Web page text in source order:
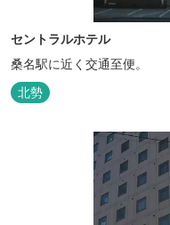
セントラルホテル
桑名駅に近く交通至便。
北勢